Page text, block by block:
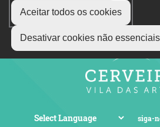
Aceitar todos os cookies
Desativar cookies não essenciais
siga-